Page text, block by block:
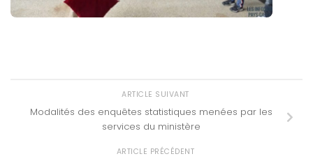
ARTICLE SUIVANT
Modalités des enquêtes statistiques menées par les
services du ministère
ARTICLE PRÉCÉDENT